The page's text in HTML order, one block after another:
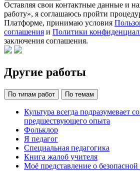
Оставляя свои контактные данные и
работу», я соглашаюсь пройти
Платформе, принимаю условия
соглашения и Политики
заключения соглашения.
Другие работы
По типам работ По темам
Культура всегда подразумевает
предшествующего опыта
Фольклор
Я педагог
Специальная педагогика
Книга жалоб учителя
Моё представление о безопасной